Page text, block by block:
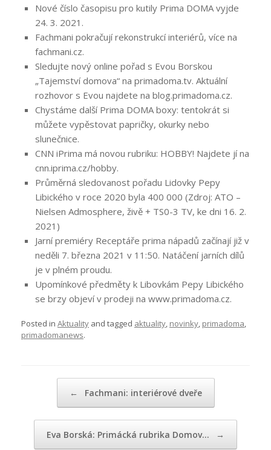
Nové číslo časopisu pro kutily Prima DOMA vyjde
24. 3. 2021.
Fachmani pokračují rekonstrukcí interiérů, více na
fachmani.cz.
Sledujte nový online pořad s Evou Borskou
„Tajemství domova“ na primadoma.tv. Aktuální
rozhovor s Evou najdete na blog.primadoma.cz.
Chystáme další Prima DOMA boxy: tentokrát si
můžete vypěstovat papričky, okurky nebo
slunečnice.
CNN iPrima má novou rubriku: HOBBY! Najdete jí na
cnn.iprima.cz/hobby.
Průměrná sledovanost pořadu Lidovky Pepy
Libického v roce 2020 byla 400 000 (Zdroj: ATO –
Nielsen Admosphere, živě + TS0-3 TV, ke dni 16. 2.
2021)
Jarní premiéry Receptáře prima nápadů začínají již v
neděli 7. března 2021 v 11:50. Natáčení jarních dílů
je v plném proudu.
Upomínkové předměty k Libovkám Pepy Libického
se brzy objeví v prodeji na www.primadoma.cz.
Posted in Aktuality and tagged aktuality novinky primadoma
primadomanews.
← Fachmani: interiérové dveře
Eva Borská: Primácká rubrika Domov… →